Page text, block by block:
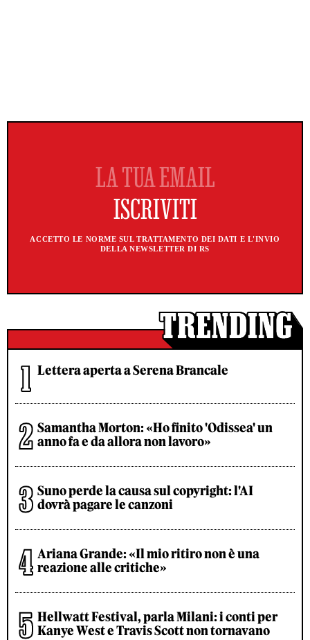
ACCETTO LE NORME SUL TRATTAMENTO DEI DATI E L'INVIO
DELLA NEWSLETTER DI RS
Lettera aperta a Serena Brancale
Samantha Morton: «Ho finito 'Odissea' un
anno fa e da allora non lavoro»
Suno perde la causa sul copyright: l'AI
dovrà pagare le canzoni
Ariana Grande: «Il mio ritiro non è una
reazione alle critiche»
Hellwatt Festival, parla Milani: i conti per
Kanye West e Travis Scott non tornavano